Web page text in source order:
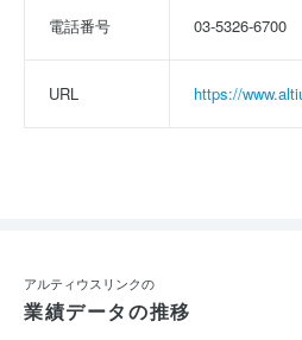
電話番号 03-5326-6700
URL https://
アルティウスリンクの
業績データの推移